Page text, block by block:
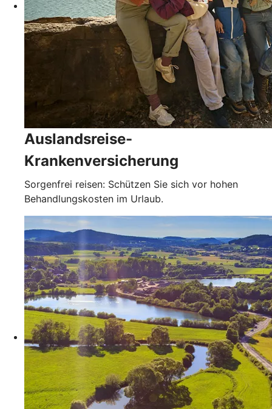
Auslandsreise-
Krankenversicherung
Sorgenfrei reisen: Schützen Sie sich vor hohen
Behandlungskosten im Urlaub.